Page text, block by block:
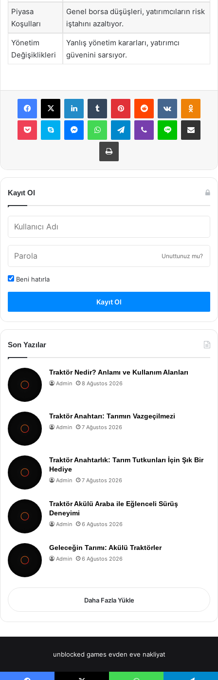
Piyasa
Koşulları
Genel borsa düşüşleri, yatırımcıların risk
iştahını azaltıyor.
Yönetim
Değişiklikleri
Yanlış yönetim kararları, yatırımcı
güvenini sarsıyor.
Facebook
X LinkedInTumblr PinterestReddit VKontakte
Pocket Skype MessengerWhatsAppTelegramViber Line E-Posta ile
Yazdır
Kayıt Ol
Unuttunuz mu?
Beni hatırla
Kayıt Ol
Son Yazılar
Traktör Nedir? Anlamı ve Kullanım Alanları
Admin 8 Ağustos 2026
Traktör Anahtarı: Tarımın Vazgeçilmezi
Admin 7 Ağustos 2026
Traktör Anahtarlık: Tarım Tutkunları İçin Şık Bir
Hediye
Admin 7 Ağustos 2026
Traktör Akülü Araba ile Eğlenceli Sürüş
Deneyimi
Admin 6 Ağustos 2026
Geleceğin Tarımı: Akülü Traktörler
Admin 6 Ağustos 2026
Daha Fazla Yükle
unblocked games evden eve nakliyat